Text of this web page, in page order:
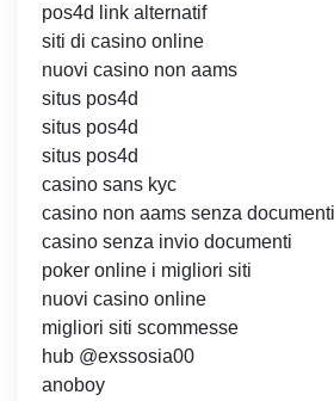
pos4d link alternatif
siti di casino online
nuovi casino non aams
situs pos4d
situs pos4d
situs pos4d
casino sans kyc
casino non aams senza documenti
casino senza invio documenti
poker online i migliori siti
nuovi casino online
migliori siti scommesse
hub @exssosia00
anoboy